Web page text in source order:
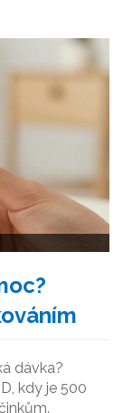
dávka?
kdy je 500